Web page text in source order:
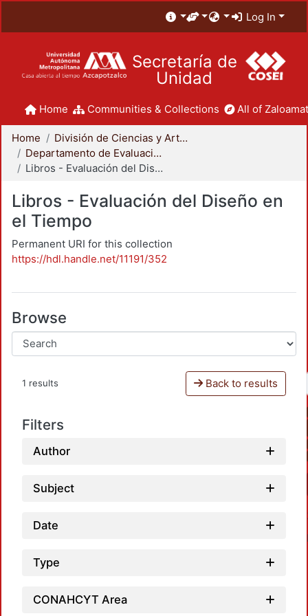
Log In
Secretaría de
Unidad
Home Communities & Collections All of
Home
División de Ciencias y Artes para el Diseño
Departamento de Evaluación del Diseño en el Tiempo
Libros - Evaluación del Diseño en el Tiempo
Libros - Evaluación del Diseño en
el Tiempo
Permanent URI for this collection
https://hdl.handle.net/11191/352
Browse
1 results Back to results
Filters
Author
Subject
Date
Type
CONAHCYT Area